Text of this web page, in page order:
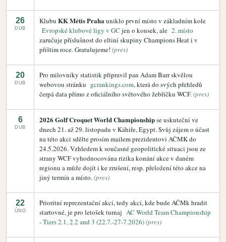
26
DUB
Klubu KK Métis Prahauniklo první místo v základním kole
Evropské klubové ligy v GC jen o kousek, ale 2. místo
zaručuje příslušnost do eltiní skupiny Champions Heat i v
příštím roce. Gratulujeme! (pres)
20
DUB
Pro milovníky statistik připravil pan Adam Barr skvělou
webovou stránku gcrankings.com, která do svých přehledů
čerpá data přímo z oficiálního světového žebříčku WCF.(pres)
6
DUB
2026 Golf Croquet World Championshipse uskuteční ve
dnech 21. až 29. listopadu v Káhiře, Egypt. Svůj zájem o účast
na této akci sdělte prosím mailem prezidentovi AČMK do
24.5.2026. Vzhledem k současné geopolitické situaci jsou ze
strany WCF vyhodnocována rizika konání akce v daném
regionu a může dojít i ke zrušení, resp. přeložení této akce na
jiný termín a místo.(pres)
22
ÚNO
Prioritní reprezentační akcí, tedy akcí, kde bude AČMk hradit
startovné, je pro letošek turnaj AC World Team Championship
- Tiers 2.1, 2.2 and 3 (22.7.-27-7.2026)(pres)